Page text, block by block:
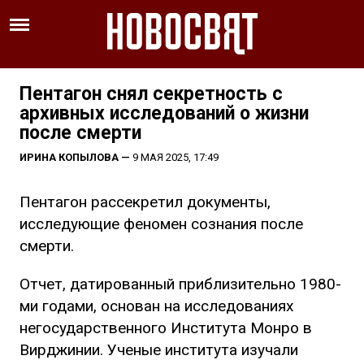
Пентагон снял секретность с
архивных исследований о жизни
после смерти
ИРИНА КОПЫЛОВА — 9 МАЯ 2025, 17:49
Пентагон рассекретил документы,
исследующие феномен сознания после
смерти.
Отчет, датированный приблизительно 1980-
ми годами, основан на исследованиях
негосударственного Института Монро в
Вирджинии. Ученые института изучали